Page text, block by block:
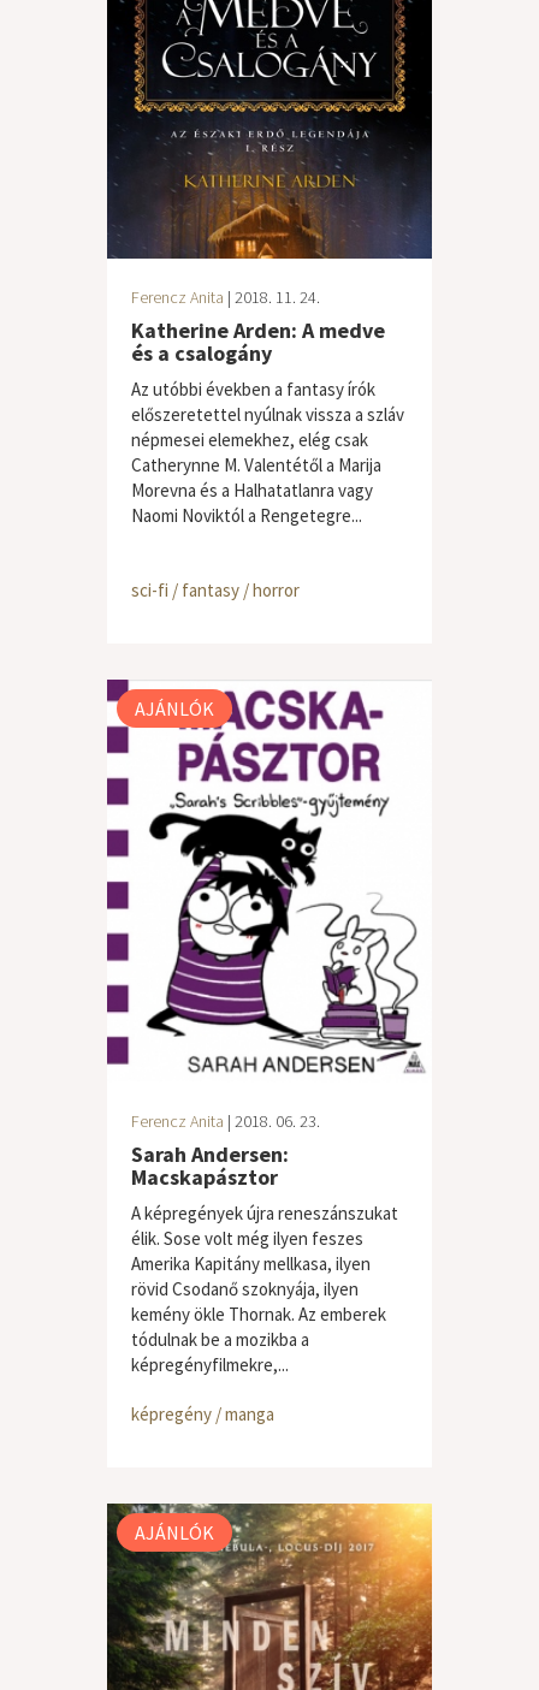
Ferencz Anita | 2018. 11. 24.
Katherine Arden: A medve
és a csalogány
Az utóbbi években a fantasy írók
előszeretettel nyúlnak vissza a szláv
népmesei elemekhez, elég csak
Catherynne M. Valentétől a Marija
Morevna és a Halhatatlanra vagy
Naomi Noviktól a Rengetegre...
sci-fi / fantasy / horror
AJÁNLÓK
Ferencz Anita | 2018. 06. 23.
Sarah Andersen:
Macskapásztor
A képregények újra reneszánszukat
élik. Sose volt még ilyen feszes
Amerika Kapitány mellkasa, ilyen
rövid Csodanő szoknyája, ilyen
kemény ökle Thornak. Az emberek
tódulnak be a mozikba a
képregényfilmekre,...
képregény / manga
AJÁNLÓK